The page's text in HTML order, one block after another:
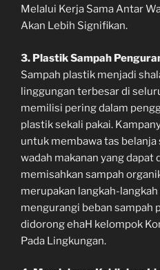
Melalui Kerja Sama Antar
Akan Lebih Signifikan.
3. Plastik Sampah
Sampah plastik menjadi
linggungan terbesar di
memilisi pering dalam
plastik sekali pakai.
untuk membawa tas
wadah makanan yang dapat
memisahkan sampah
merupakan langkah-
mengurangi beban sampah
didorong ehaH kelompok
Pada Lingkungan.